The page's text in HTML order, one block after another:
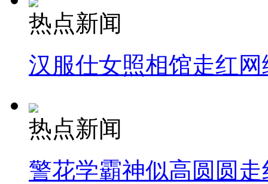
热点新闻
汉服仕女照相馆走红网
热点新闻
警花学霸神似高圆圆走